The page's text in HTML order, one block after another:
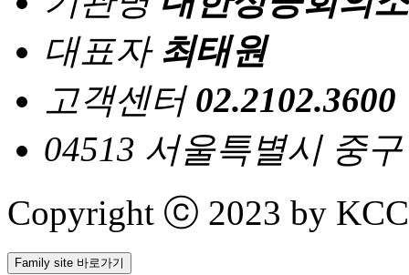
대표자 최태원
고객센터 02.2102.3600
04513 서울특별시 중
Copyright ⓒ 2023 by
Family site 바로가기